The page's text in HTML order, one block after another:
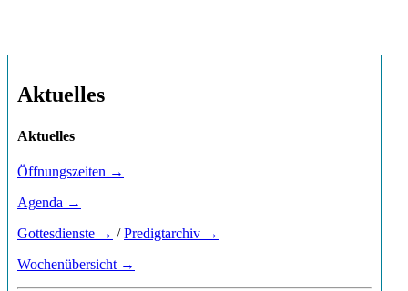
Aktuelles
Aktuelles
Öffnungszeiten →
Agenda →
Gottesdienste → /Predigtarchiv →
Wochenübersicht →